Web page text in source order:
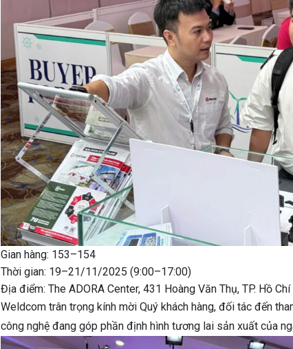
Gian hàng: 153–154
Thời gian: 19–21/11/2025 (9:00–17:00)
Địa điểm: The ADORA Center, 431 Hoàng Văn Thụ, TP. Hồ Chí
Weldcom trân trọng kính mời Quý khách hàng, đối tác đến
công nghệ đang góp phần định hình tương lai sản xuất của